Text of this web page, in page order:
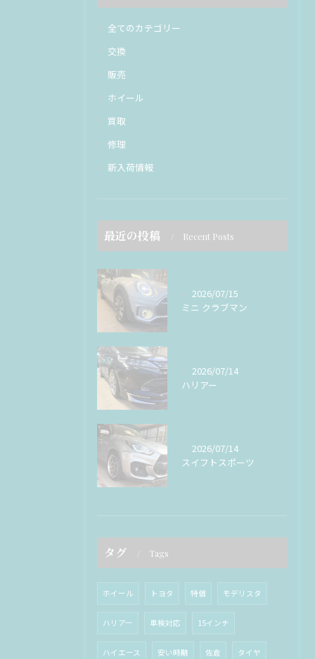
全てのカテゴリー
交換
販売
ホイール
買取
修理
新入荷情報
最近の投稿 Recent Posts
2026/07/15
ミニ クラブマン
2026/07/14
ハリアー
2026/07/14
スイフトスポーツ
タグ Tags
ホイール トヨタ 特価 モデリスタ
ハリアー 車検対応 15インチ
ハイエース 安い時期 佐倉 タイヤ